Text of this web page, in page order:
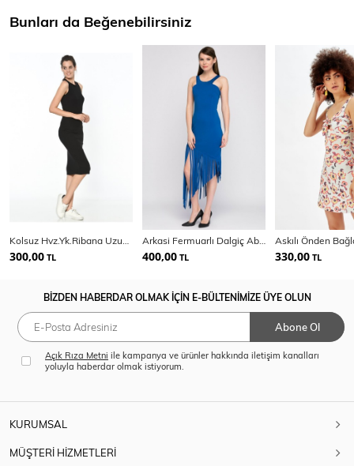
Bunları da Beğenebilirsiniz
300,00 TL 400,00 TL 330,00 TL
BİZDEN HABERDAR OLMAK İÇİN E-BÜLTENİMİZE ÜYE OLUN
Abone Ol
Açık Rıza Metni ile kampanya ve ürünler hakkında iletişim kanalları
yoluyla haberdar olmak istiyorum.
KURUMSAL
MÜŞTERİ HİZMETLERİ